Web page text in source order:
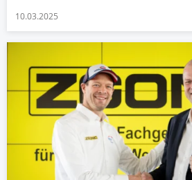
10.03.2025